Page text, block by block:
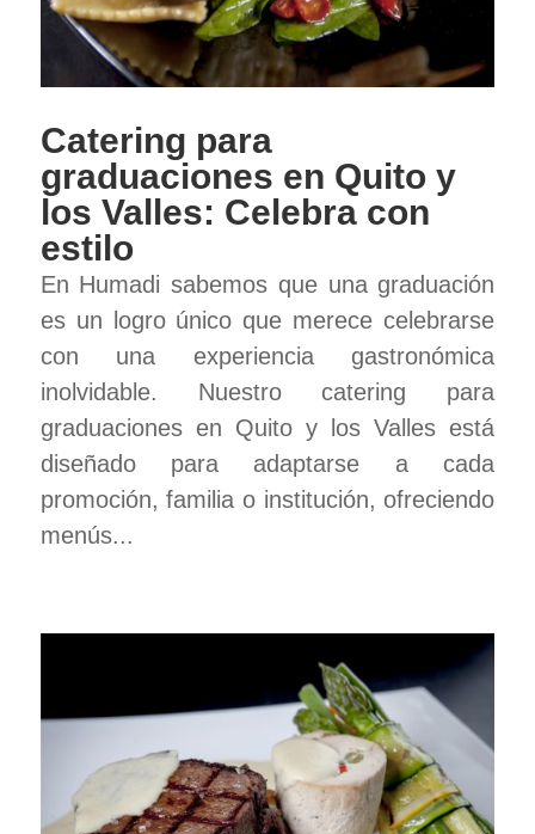
Catering para
graduaciones en Quito y
los Valles: Celebra con
estilo
En Humadi sabemos que una graduación
es un logro único que merece celebrarse
con una experiencia gastronómica
inolvidable. Nuestro catering para
graduaciones en Quito y los Valles está
diseñado para adaptarse a cada
promoción, familia o institución, ofreciendo
menús...